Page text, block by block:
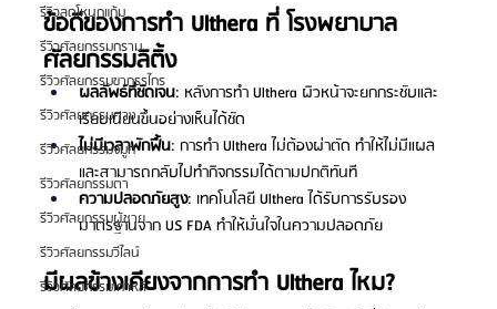
รีวิวลดโหนกแก้ม
รีวิวศัลยกรรมกราม
รีวิวศัลยกรรมขากรรไกร
รีวิวศัลยกรรมคาง
รีวิวศัลยกรรมจมูก
รีวิวศัลยกรรมตา
รีวิวศัลยกรรมผู้ชาย
รีวิวศัลยกรรมวีไลน์
รีวิวศัลยกรรมเกาหลี
ข้อดีของการทำ Ulthera ที่ โรงพยาบาล
ศัลยกรรมลิติ้ง
ผลลัพธ์ที่ชัดเจน: หลังการทำ Ulthera ผิวหน้าจะยกกระชับและ
เรียบเนียนขึ้นอย่างเห็นได้ชัด
ไม่มีเวลาพักฟื้น: การทำ Ulthera ไม่ต้องผ่าตัด ทำให้ไม่มีแผล
และสามารถกลับไปทำกิจกรรมได้ตามปกติทันที
ความปลอดภัยสูง: เทคโนโลยี Ulthera ได้รับการรับรอง
มาตรฐานจาก US FDA ทำให้มั่นใจในความปลอดภัย
มีผลข้างเคียงจากการทำ Ulthera ไหม?